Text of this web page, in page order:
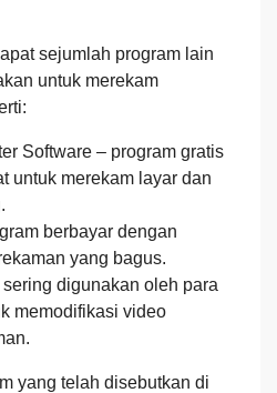
sejumlah program lain
untuk merekam
Software – program gratis
untuk merekam layar dan
berbayar dengan
yang bagus.
digunakan oleh para
memodifikasi video
yang telah disebutkan di